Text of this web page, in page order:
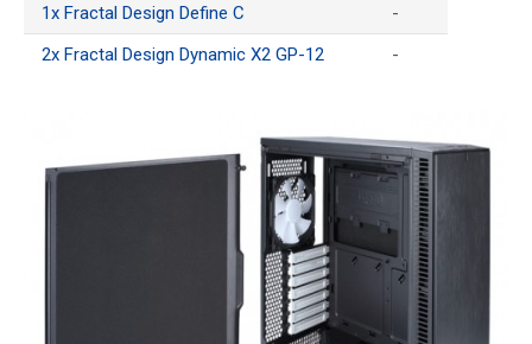
1x Fractal Design Define C
-
2x Fractal Design Dynamic X2 GP-12
-